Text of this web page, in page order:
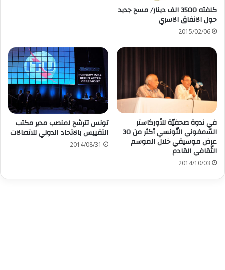
كلفته 3500 الف دينار/ مسح جديد
حول الانفاق الاسري
2015/02/06
في ندوة صحفيّة للأوركاستر
السّمفوني التّونسي أكثر من 30
عرض موسيقي خلال الموسم
الثّقافي القادم
2014/10/03
تونس تترشح لمنصب مدير مكتب
التقييس بالاتحاد الدولي للاتصالات
2014/08/31